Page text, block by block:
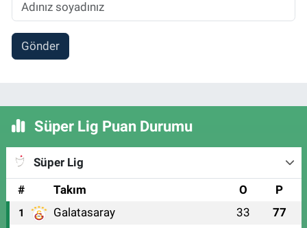
Gönder
Süper Lig Puan Durumu
Süper Lig
#
Takım O P
1 Galatasaray 33 77